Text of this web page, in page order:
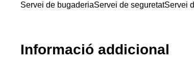
Servei de bugaderiaServei de seguretatServei
Informació addicional